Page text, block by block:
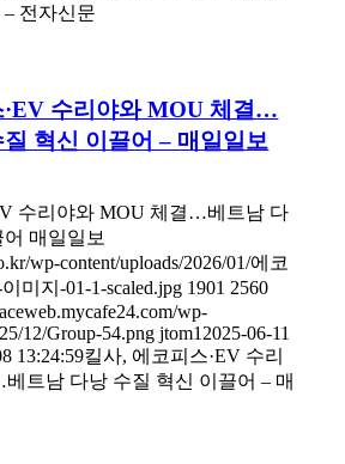
전자신문
·EV 수리야와 MOU 체결…
혁신 이끌어 – 매일일보
수리야와 MOU 체결…베트남 다
매일일보
wp-content/uploads/2026/01/에코
미지-01-1-scaled.jpg 1901 2560
wp-
12/Group-54.png jtom1 2025-06-11
13:24:59킬사, 에코피스·EV 수리
트남 다낭 수질 혁신 이끌어 – 매